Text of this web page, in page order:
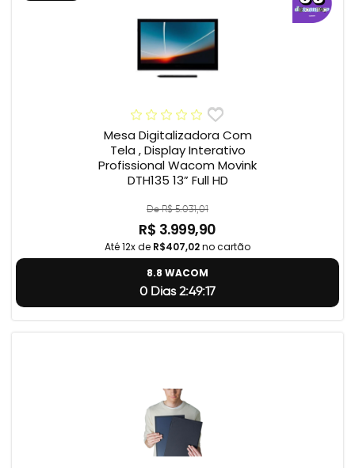
Mesa Digitalizadora Com
Tela , Display Interativo
Profissional Wacom Movink
DTH135 13” Full HD
De R$ 5.031,01
R$ 3.999,90
Até 12x de R$407,02no cartão
8.8 WACOM
0 Dias 2:49:17